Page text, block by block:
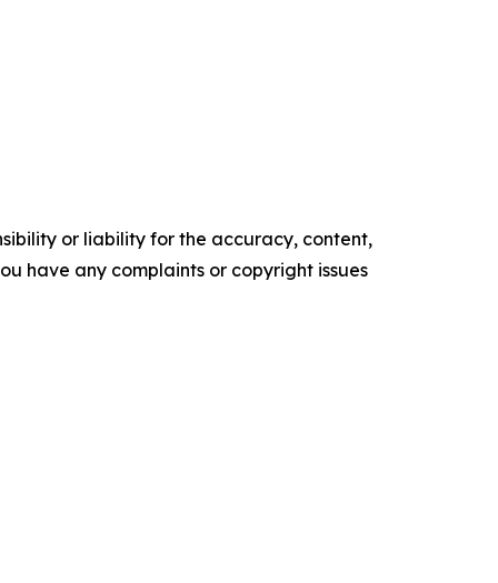
or liability for the accuracy, content,
have any complaints or copyright issues